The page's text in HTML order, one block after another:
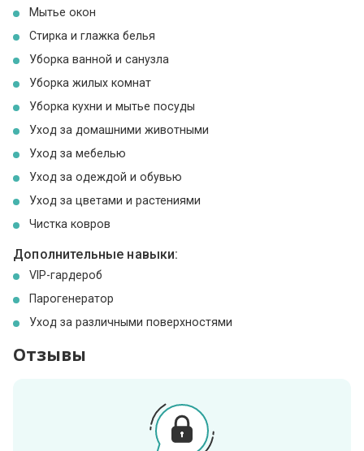
Мытье окон
Стирка и глажка белья
Уборка ванной и санузла
Уборка жилых комнат
Уборка кухни и мытье посуды
Уход за домашними животными
Уход за мебелью
Уход за одеждой и обувью
Уход за цветами и растениями
Чистка ковров
Дополнительные навыки:
VIP-гардероб
Парогенератор
Уход за различными поверхностями
Отзывы